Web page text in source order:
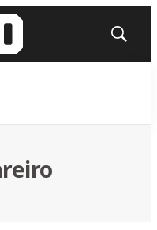
Mostrar